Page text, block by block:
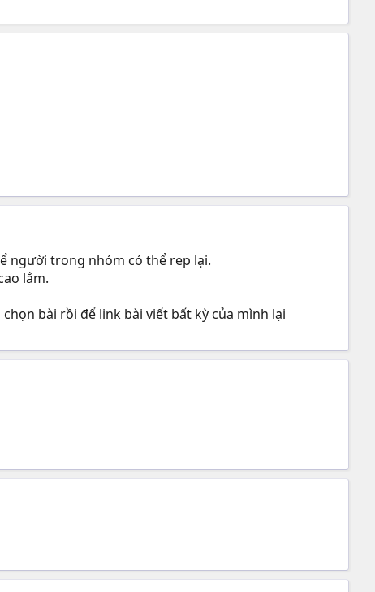
người trong nhóm có thể rep lại.
lắm.
bài rồi để link bài viết bất kỳ của mình lại